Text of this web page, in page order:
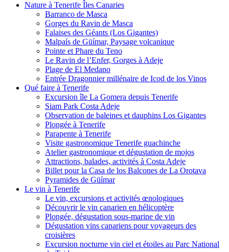
Nature à Tenerife Îles Canaries
Barranco de Masca
Gorges du Ravin de Masca
Falaises des Géants (Los Gigantes)
Malpaís de Güímar, Paysage volcanique
Pointe et Phare du Teno
Le Ravin de l’Enfer, Gorges à Adeje
Plage de El Medano
Entrée Dragonnier millénaire de Icod de los Vinos
Qué faire à Tenerife
Excursion île La Gomera depuis Tenerife
Siam Park Costa Adeje
Observation de baleines et dauphins Los Gigantes
Plongée à Tenerife
Parapente à Tenerife
Visite gastronomique Tenerife guachinche
Atelier gastronomique et dégustation de mojos
Attractions, balades, activités à Costa Adeje
Billet pour la Casa de los Balcones de La Orotava
Pyramides de Güímar
Le vin à Tenerife
Le vin, excursions et activités œnologiques
Découvrir le vin canarien en hélicoptère
Plongée, dégustation sous-marine de vin
Dégustation vins canariens pour voyageurs des
croisières
Excursion nocturne vin ciel et étoiles au Parc National